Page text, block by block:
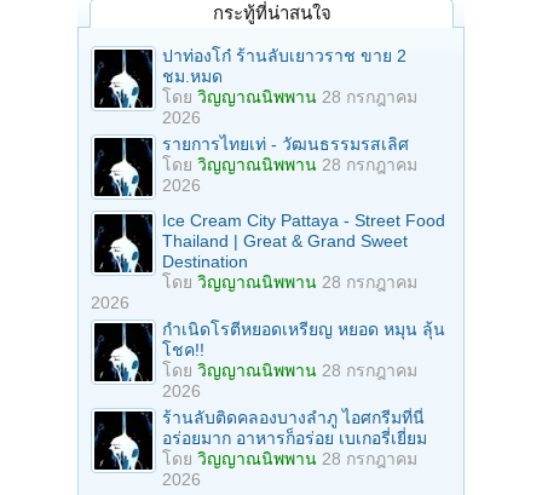
กระทู้ที่น่าสนใจ
ปาท่องโก๋ ร้านลับเยาวราช ขาย 2
ชม.หมด
โดย วิญญาณนิพพาน 28 กรกฎาคม
2026
รายการไทยเท่ - วัฒนธรรมรสเลิศ
โดย วิญญาณนิพพาน 28 กรกฎาคม
2026
Ice Cream City Pattaya - Street Food
Thailand | Great & Grand Sweet
Destination
โดย วิญญาณนิพพาน 28 กรกฎาคม
2026
กำเนิดโรตีหยอดเหรียญ หยอด หมุน ลุ้น
โชค!!
โดย วิญญาณนิพพาน 28 กรกฎาคม
2026
ร้านลับติดคลองบางลำภู ไอศกรีมที่นี่
อร่อยมาก อาหารก็อร่อย เบเกอรี่เยี่ยม
โดย วิญญาณนิพพาน 28 กรกฎาคม
2026